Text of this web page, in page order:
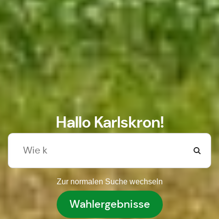
Hallo Karlskron!
Zur normalen Suche wechseln
Wahlergebnisse